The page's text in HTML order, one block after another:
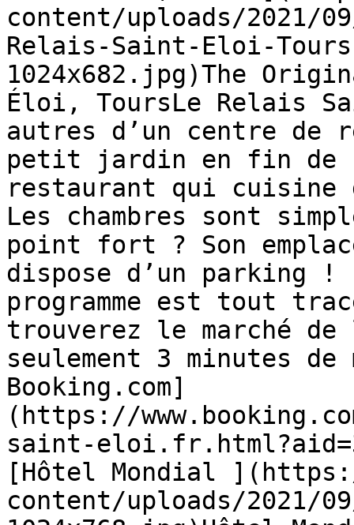
content/uploads/2021/
Relais-Saint-Eloi-
1024x682.jpg)The
Éloi, ToursLe Relais
autres d’un centre de
petit jardin en fin de
restaurant qui
Les chambres sont
point fort ? Son
dispose d’un parking !
programme est tout
trouverez le marché
seulement 3 minutes
Booking.com]
(https://
saint-
[Hôtel Mondial
content/uploads/2021/